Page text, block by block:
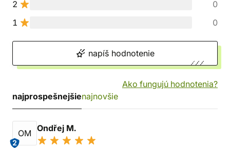
2
0
1
0
napíš hodnotenie
Ako fungujú hodnotenia?
najprospešnejšienajnovšie
OM
2
Ondřej M.